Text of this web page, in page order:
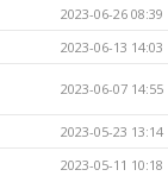
2023-06-26 08:39
2023-06-13 14:03
2023-06-07 14:55
2023-05-23 13:14
2023-05-11 10:18